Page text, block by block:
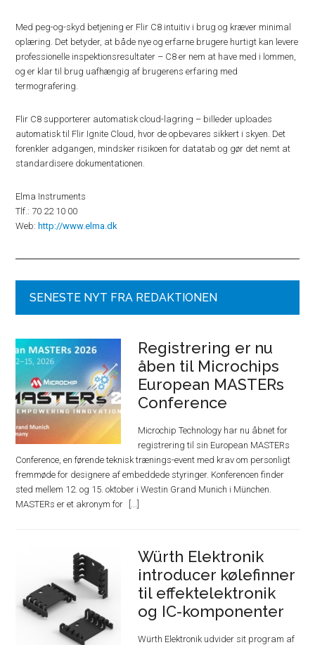
Med peg-og-skyd betjening er Flir C8 intuitiv i brug og kræver minimal
oplæring. Det betyder, at både nye og erfarne brugere hurtigt kan levere
professionelle inspektionsresultater – C8 er nem at have med i lommen,
og er klar til brug uafhængig af brugerens erfaring med
termografering.
Flir C8 supporterer automatisk cloud-lagring – billeder uploades
automatisk til Flir Ignite Cloud, hvor de opbevares sikkert i skyen. Det
forenkler adgangen, mindsker risikoen for datatab og gør det nemt at
standardisere dokumentationen.
Elma Instruments
Tlf.: 70 22 10 00
Web: http://www.elma.dk
SENESTE NYT FRA REDAKTIONEN
Registrering er nu
åben til Microchips
European MASTERs
Conference
Microchip Technology har nu åbnet for
registrering til sin European MASTERs
Conference, en førende teknisk trænings-event med krav om personligt
fremmøde for designere af embeddede styringer. Konferencen finder
sted mellem 12. og 15. oktober i Westin Grand Munich i München.
MASTERs er et akronym for
Würth Elektronik
introducer kølefinner
til effektelektronik
og IC-komponenter
Würth Elektronik udvider sit program af